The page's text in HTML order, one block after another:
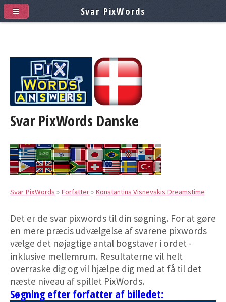
Svar PixWords Danske
Svar PixWords » Forfatter» Konstantins Visnevskis Dreamstime
Det er de svar pixwords til din søgning. For at gøre
en mere præcis udvælgelse af svarene pixwords
vælge det nøjagtige antal bogstaver i ordet -
inklusive mellemrum. Resultaterne vil helt
overraske dig og vil hjælpe dig med at få til det
næste niveau af spillet PixWords.
Søgning efter forfatter af billedet:
Svar PixWords